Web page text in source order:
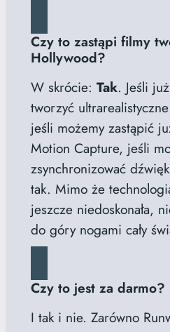
Czy to zastąpi filmy
Hollywood?
W skrócie: Tak. Jeśli
tworzyć
jeśli możemy zastąpić
Motion Capture, jeśli
zsynchronizować
tak. Mimo że
jeszcze niedoskonała,
do góry nogami cały
Czy to jest za darmo?
I tak i nie. Zarówno